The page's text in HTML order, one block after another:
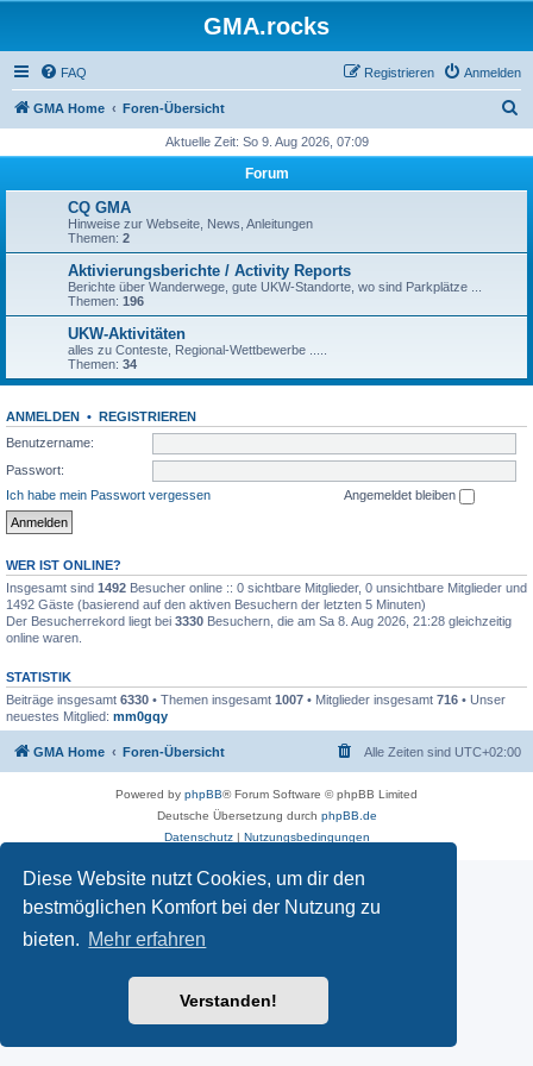
Diese Website nutzt Cookies, um dir den
bestmöglichen Komfort bei der Nutzung zu
bieten. Mehr erfahren
Verstanden!
GMA.rocks
FAQ Anmelden
Registrieren
GMA Home Foren-Übersicht
h
Aktuelle Zeit: So 9. Aug 2026, 07:09
Forum
CQ GMA
Hinweise zur Webseite, News, Anleitungen
Themen: 2
Aktivierungsberichte / Activity Reports
Berichte über Wanderwege, gute UKW-Standorte, wo sind Parkplätze ...
Themen: 196
UKW-Aktivitäten
alles zu Conteste, Regional-Wettbewerbe .....
Themen: 34
ANMELDEN • REGISTRIEREN
Benutzername:
Passwort:
Ich habe mein Passwort vergessen
Angemeldet bleiben
WER IST ONLINE?
Insgesamt sind 1492 Besucher online :: 0 sichtbare Mitglieder, 0 unsichtbare Mitglieder und
1492 Gäste (basierend auf den aktiven Besuchern der letzten 5 Minuten)
Der Besucherrekord liegt bei 3330 Besuchern, die am Sa 8. Aug 2026, 21:28 gleichzeitig
online waren.
STATISTIK
Beiträge insgesamt 6330 • Themen insgesamt 1007 • Mitglieder insgesamt 716 • Unser
neuestes Mitglied: mm0gqy
GMA Home Foren-Übersicht Alle Zeiten sind UTC+02:00
Powered by phpBB® Forum Software © phpBB Limited
Deutsche Übersetzung durch phpBB.de
Datenschutz| Nutzungsbedingungen